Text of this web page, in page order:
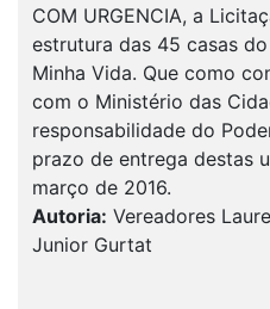
COM URGENCIA, a
estrutura das 45 casas
Minha Vida. Que como
com o Ministério das
responsabilidade do
prazo de entrega destas
março de 2016.
Autoria: Vereadores
Junior Gurtat